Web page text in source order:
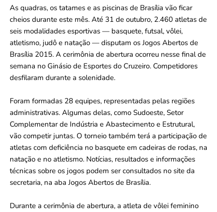
As quadras, os tatames e as piscinas de Brasília vão ficar
cheios durante este mês. Até 31 de outubro, 2.460 atletas de
seis modalidades esportivas — basquete, futsal, vôlei,
atletismo, judô e natação — disputam os Jogos Abertos de
Brasília 2015. A cerimônia de abertura ocorreu nesse final de
semana no Ginásio de Esportes do Cruzeiro. Competidores
desfilaram durante a solenidade.
Foram formadas 28 equipes, representadas pelas regiões
administrativas. Algumas delas, como Sudoeste, Setor
Complementar de Indústria e Abastecimento e Estrutural,
vão competir juntas. O torneio também terá a participação de
atletas com deficiência no basquete em cadeiras de rodas, na
natação e no atletismo. Notícias, resultados e informações
técnicas sobre os jogos podem ser consultados no site da
secretaria, na aba Jogos Abertos de Brasília.
Durante a cerimônia de abertura, a atleta de vôlei feminino